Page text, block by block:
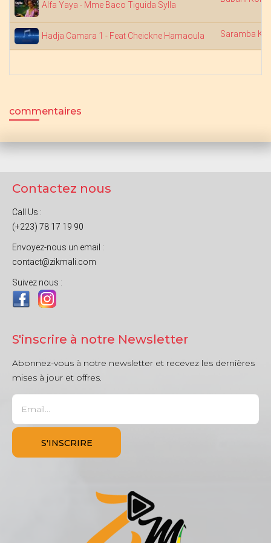
Alfa Yaya - Mme Baco Tiguida Sylla
Hadja Camara 1 - Feat Cheickne Hamaoula Saramba
commentaires
Contactez nous
Call Us :
(+223) 78 17 19 90
Envoyez-nous un email :
contact@zikmali.com
Suivez nous :
S'inscrire à notre Newsletter
Abonnez-vous à notre newsletter et recevez les dernières
mises à jour et offres.